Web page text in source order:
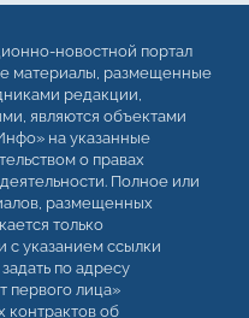
новостной портал
материалы, размещенные
редакции,
являются объектами
на указанные
о правах
Полное или
размещенных
только
с указанием ссылки
по адресу
первого лица»
контрактов об